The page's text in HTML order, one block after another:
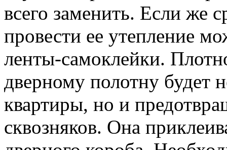
всего заменить. Если же
провести ее утепление
ленты-самоклейки.
дверному полотну будет
квартиры, но и
сквозняков. Она